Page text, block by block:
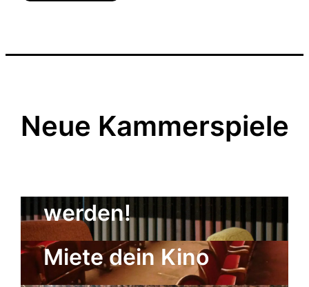
Neue Kammerspiele
werden!
Miete dein Kino
Der Freundeskreis
der Neuen